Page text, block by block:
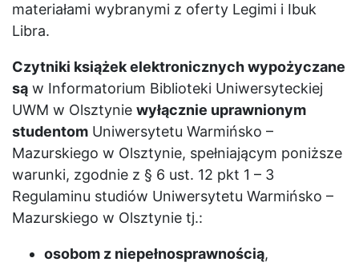
materiałami wybranymi z oferty Legimi i Ibuk
Libra.
Czytniki książek elektronicznych wypożyczane
są w Informatorium Biblioteki Uniwersyteckiej
UWM w Olsztynie wyłącznie uprawnionym
studentom Uniwersytetu Warmińsko –
Mazurskiego w Olsztynie, spełniającym poniższe
warunki, zgodnie z § 6 ust. 12 pkt 1 – 3
Regulaminu studiów Uniwersytetu Warmińsko –
Mazurskiego w Olsztynie tj.:
osobom z niepełnosprawnością,